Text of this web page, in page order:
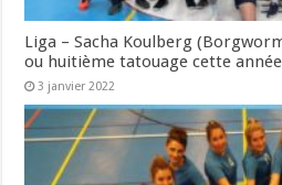
Liga – Sacha Koulberg
ou huitième tatouage cette
3 janvier 2022